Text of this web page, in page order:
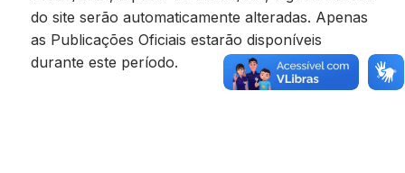
do site serão automaticamente alteradas. Apenas
as Publicações Oficiais estarão disponíveis
durante este período.